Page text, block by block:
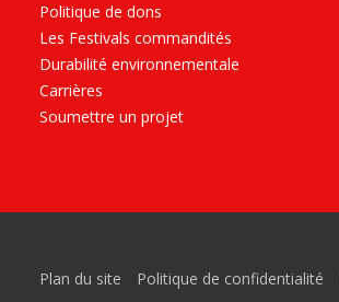
Politique de dons
Les Festivals commandités
Durabilité environnementale
Carrières
Soumettre un projet
Plan du site Politique de confidentialité